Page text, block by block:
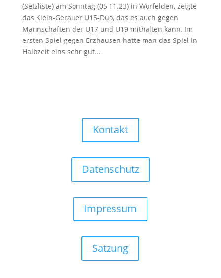
(Setzliste) am Sonntag (05 11.23) in Worfelden, zeigte
das Klein-Gerauer U15-Duo, das es auch gegen
Mannschaften der U17 und U19 mithalten kann. Im
ersten Spiel gegen Erzhausen hatte man das Spiel in
Halbzeit eins sehr gut...
Kontakt
Datenschutz
Impressum
Satzung